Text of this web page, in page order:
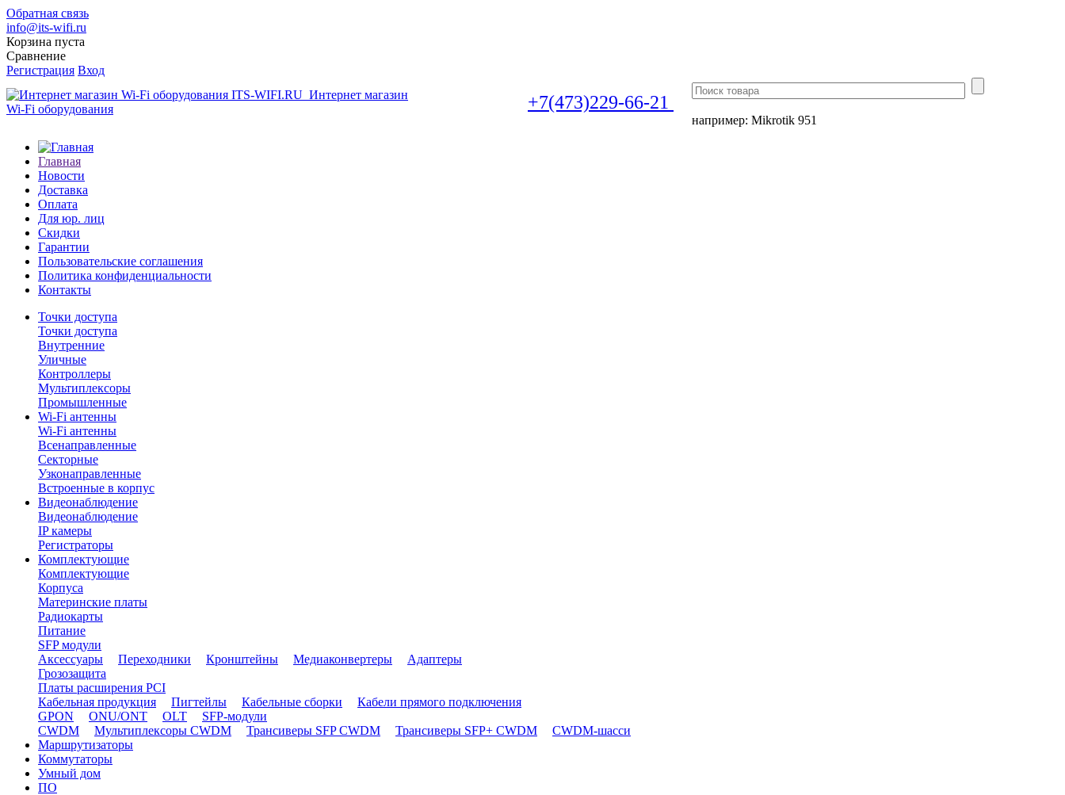
Обратная связь
info@its-wifi.ru
Корзина пуста
Сравнение
Регистрация Вход
Интернет магазин
Wi-Fi оборудования
+7(473)229-66-21
например: Mikrotik 951
Главная
Новости
Доставка
Оплата
Для юр. лиц
Скидки
Гарантии
Пользовательские соглашения
Политика конфиденциальности
Контакты
Точки доступа
Точки доступа
Внутренние
Уличные
Контроллеры
Мультиплексоры
Промышленные
Wi-Fi антенны
Wi-Fi антенны
Всенаправленные
Секторные
Узконаправленные
Встроенные в корпус
Видеонаблюдение
Видеонаблюдение
IP камеры
Регистраторы
Комплектующие
Комплектующие
Корпуса
Материнские платы
Радиокарты
Питание
SFP модули
Аксессуары
Переходники Кронштейны Медиаконвертеры
Адаптеры
Грозозащита
Платы расширения PCI
Кабельная продукция
Пигтейлы Кабельные сборки
Кабели прямого подключения
GPON
ONU/ONT OLT
SFP-модули
CWDM
Мультиплексоры CWDM Трансиверы SFP CWDM Трансиверы SFP+ CWDM
CWDM-шасси
Маршрутизаторы
Коммутаторы
Умный дом
ПО